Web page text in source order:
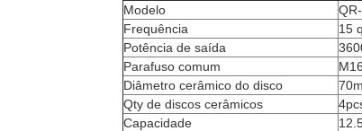
Modelo
Frequência
15
Potência de saída
Parafuso comum
Diâmetro cerâmico do disco
Qty de discos cerâmicos
Capacidade